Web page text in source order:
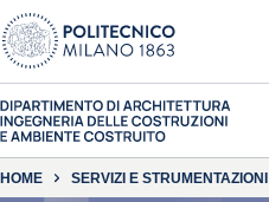
HOME SERVIZI E STRUMENTAZIONI